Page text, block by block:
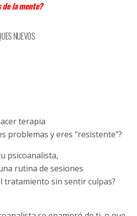
de la mente?
NUEVOS
terapia
problemas y eres "resistente"?
psicoanalista,
rutina de sesiones
tratamiento sin sentir culpas?